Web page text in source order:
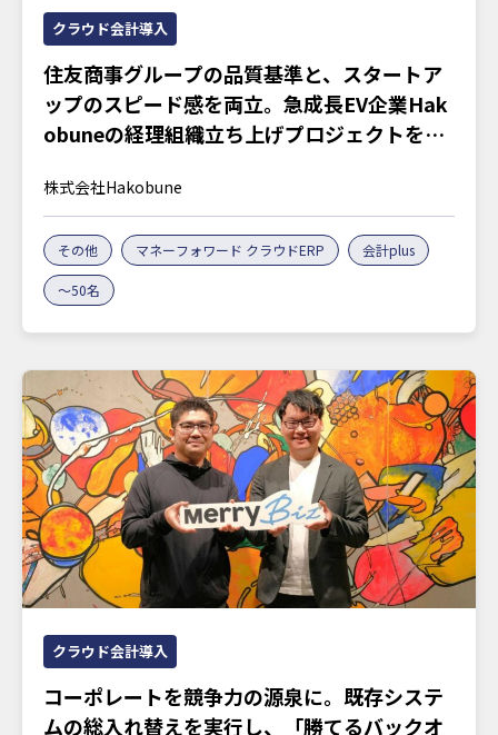
クラウド会計導入
住友商事グループの品質基準と、スタートア
ップのスピード感を両立。急成長EV企業Hak
obuneの経理組織立ち上げプロジェクトを訊
株式会社Hakobune
その他 マネーフォワード クラウドERP 会計plus
〜50名
クラウド会計導入
コーポレートを競争力の源泉に。既存システ
ムの総入れ替えを実行し、「勝てるバックオ